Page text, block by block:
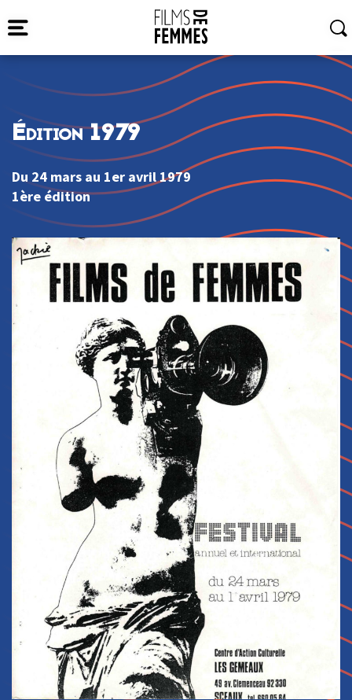
Édition 1979
Du 24 mars au 1er avril 1979
1ère édition